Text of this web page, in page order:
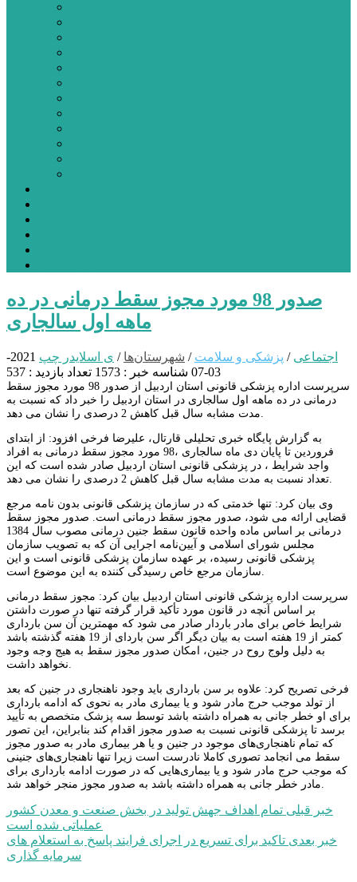
صدور 98 مورد مجوز سقط درمانی در ده
ماهه اول سالجاری
اجتماعی / پزشکی و سلامت / شهرستان‌ها / ی اسلایدر چپ
2021-
03-07
شناسه خبر : 1573 تعداد بازدید : 537
سرپرست اداره پزشکی قانونی استان اردبیل از صدور 98 مورد مجوز سقط
درمانی در ده ماهه اول سالجاری در استان اردبیل را خبر داد که نسبت به
مدت مشابه سال قبل کاهش 2 درصدی را نشان می دهد.
به گزارش پایگاه خبری تحلیلی قارتال، علیرضا فرخی افزود: از ابتدای
فروردین تا پایان دی ماه سالجاری ،98 مورد مجوز سقط درمانی به افراد
واجد شرایط ، در پزشکی قانونی استان اردبیل صادر شده است که این
تعداد نسبت به مدت مشابه سال قبل کاهش 2 درصدی را نشان می دهد.
وی بیان کرد: تنها خدمتی که در سازمان پزشکی قانونی بدون نامه مرجع
قضایی ارائه می شود، صدور مجوز سقط درمانی است. صدور مجوز سقط
درمانی بر اساس ماده واحده قانون سقط جنین درمانی مصوب سال 1384
مجلس شورای اسلامی و آیین‌نامه اجرایی آن که به تصویب سازمان
پزشکی قانونی رسیده‌، بر عهده سازمان پزشکی قانونی است و این
سازمان مرجع خاص رسیدگی کننده به این موضوع است.
سرپرست اداره پزشکی قانونی استان اردبیل بیان کرد: مجوز سقط درمانی
بر اساس آنچه در قانون مورد تأکید قرار گرفته تنها در صورت داشتن
شرایط خاص برای مادر باردار صادر می شود که مهمترین آن سن بارداری
کمتر از 19 هفته است به بیان دیگر اگر سن باردای از 19 هفته گذشته باشد
به دلیل ولوج روح در جنین، امکان صدور مجوز سقط به هیج وجه وجود
نخواهد داشت.
فرخی تصریح کرد: علاوه بر سن بارداری باید وجود ناهنجاری در جنین که بعد
از تولد موجب حرج مادر شود و یا بیماری مادر به نحوی که ادامه بارداری
برای او خطر جانی به همراه داشته باشد توسط سه پزشک متخصص به تأیید
برسد تا پزشکی قانونی نسبت به صدور مجوز اقدام کند بنابراین، این تصور
که تمام ناهنجاری‌های موجود در جنین و یا هر بیماری مادر به صدور مجوز
سقط می انجامد تصوری کاملا نادرست است زیرا تنها ناهنجاری‌های جنینی
که موجب حرج مادر شود و یا بیماری‌هایی که در صورت ادامه بارداری برای
مادر خطر جانی به همراه داشته باشد به صدور مجوز منجر خواهد شد.
راهبری
نوشته
خبر قبلی تمام اهداف جهش تولید در بخش صنعت و معدن کشور
عملیاتی شده است
خبر بعدی تاکید برای تسریع در اجرای فرایند پاسخ به استعلام های
سرمایه گذاری